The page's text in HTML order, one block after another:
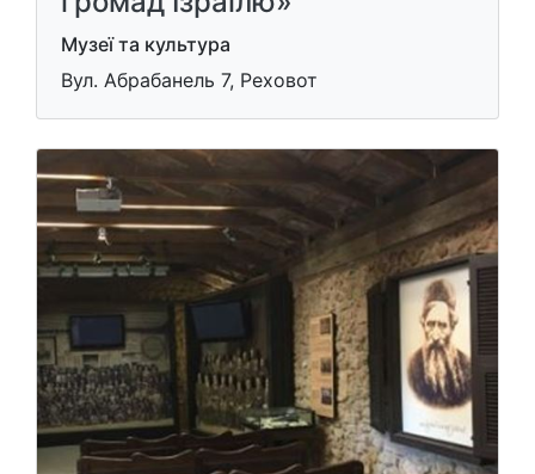
Музеї та культура
Вул. Абрабанель 7, Реховот